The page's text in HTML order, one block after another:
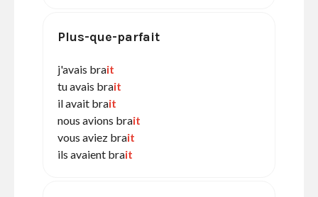
Plus-que-parfait
j'avais brait
tu avais brait
il avait brait
nous avions brait
vous aviez brait
ils avaient brait